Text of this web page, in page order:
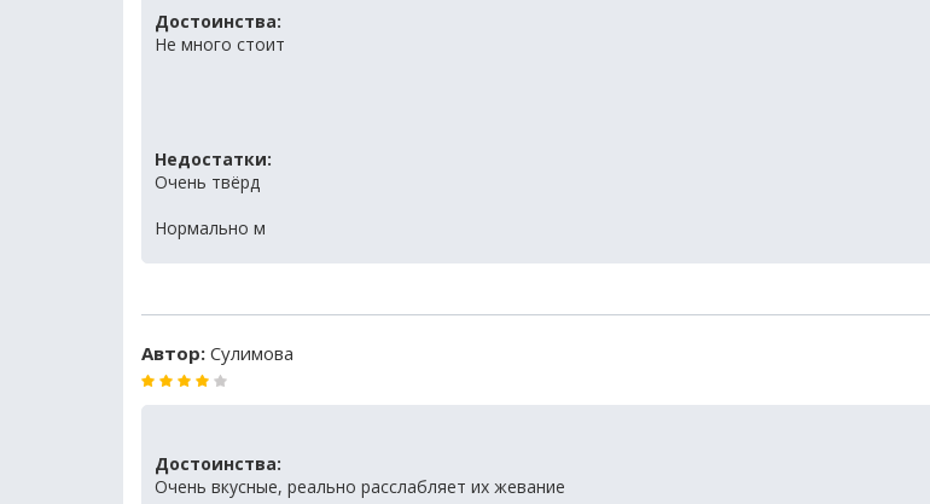
Достоинства:
Не много стоит
Недостатки:
Очень твёрд
Нормально м
Автор: Сулимова
Достоинства:
Очень вкусные, реально расслабляет их жевание